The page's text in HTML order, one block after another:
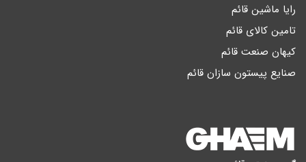
رایا ماشین قائم
تامین کالای قائم
کیهان صنعت قائم
صنایع پیستون سازان قائم